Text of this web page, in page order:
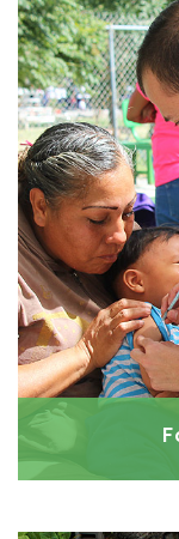
Brindar un
los diferentes
Ofrecer
Cocina
• Brigadas
embarazos
psicológica •
médicas •